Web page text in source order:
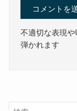
不適切な表現
弾かれます